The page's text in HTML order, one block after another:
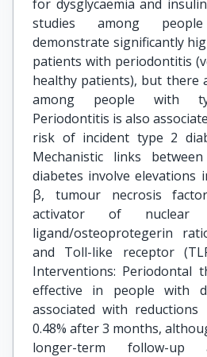
for dysglycaemia and
studies among
demonstrate significantly
patients with periodontitis
healthy patients), but there
among people with
Periodontitis is also
risk of incident type 2
Mechanistic links
diabetes involve elevations
β, tumour necrosis
activator of nuclear
ligand/osteoprotegerin
and Toll-like receptor
Interventions: Periodontal
effective in people with
associated with reductions
0.48% after 3 months,
longer-term follow-up